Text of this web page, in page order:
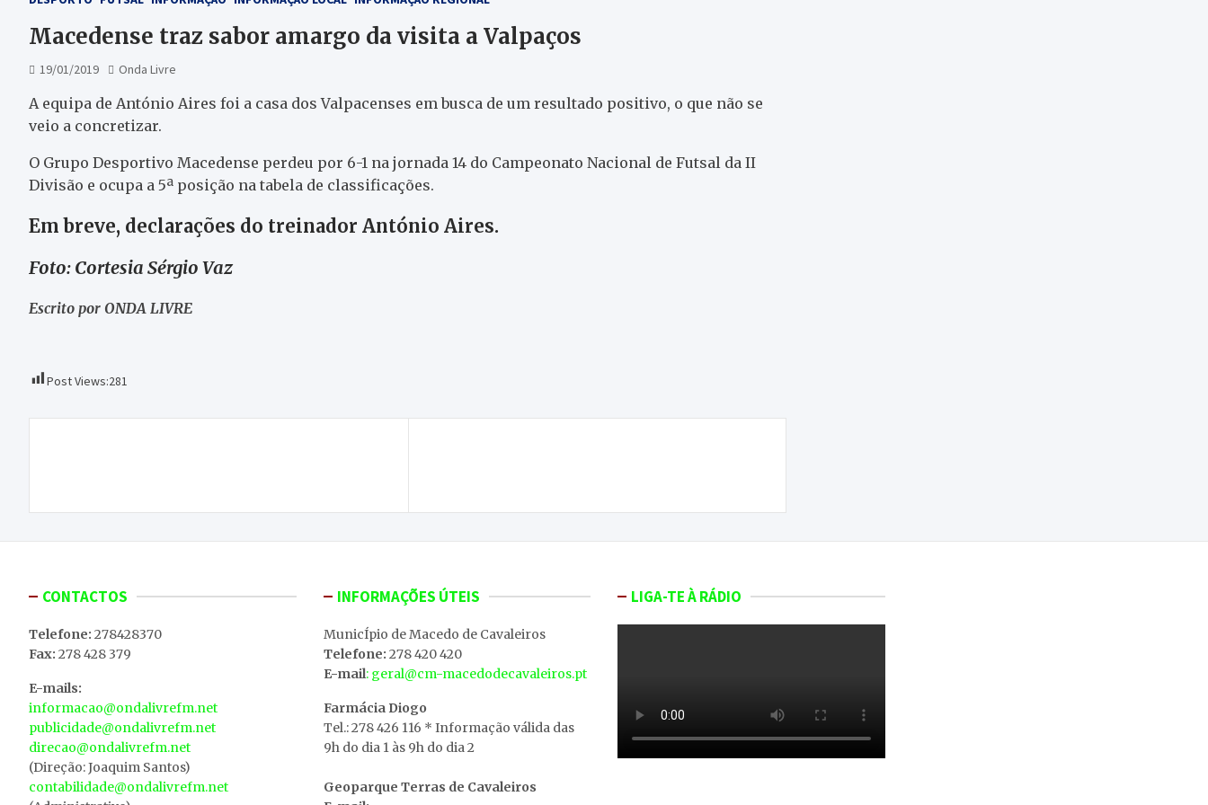
Macedense traz sabor amargo da visita a Valpaços
19/01/2019 Onda Livre
A equipa de António Aires foi a casa dos Valpacenses em busca de um resultado positivo, o que não se
veio a concretizar.
O Grupo Desportivo Macedense perdeu por 6-1 na jornada 14 do Campeonato Nacional de Futsal da II
Divisão e ocupa a 5ª posição na tabela de classificações.
Em breve, declarações do treinador António Aires.
Foto: Cortesia Sérgio Vaz
Escrito por ONDA LIVRE
Post Views:281
artigos
CONTACTOS
Telefone: 278428370
Fax: 278 428 379
E-mails:
informacao@ondalivrefm.net
publicidade@ondalivrefm.net
direcao@ondalivrefm.net
(Direção: Joaquim Santos)
contabilidade@ondalivrefm.net
INFORMAÇÕES ÚTEIS
MunicÍpio de Macedo de Cavaleiros
Telefone: 278 420 420
E-mail: geral@cm-macedodecavaleiros.pt
Farmácia Diogo
Tel.: 278 426 116 * Informação válida das
9h do dia 1 às 9h do dia 2
Geoparque Terras de Cavaleiros
LIGA-TE À RÁDIO